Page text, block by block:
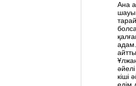
Ана
адам.
кіші